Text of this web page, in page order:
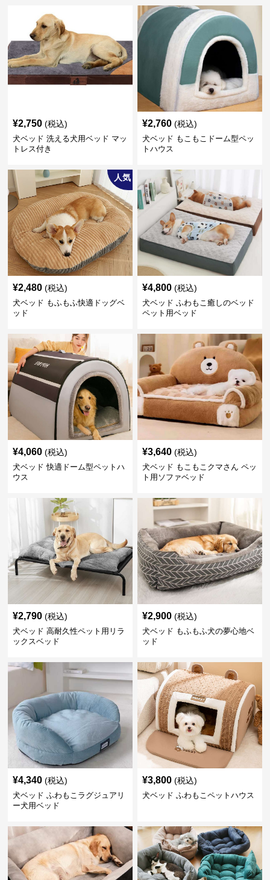
¥2,750 (税込)
犬ベッド 洗える犬用ベッド マッ
トレス付き
¥2,760 (税込)
犬ベッド もこもこドーム型ペッ
トハウス
人気
¥2,480 (税込)
犬ベッド もふもふ快適ドッグベ
ッド
¥4,800 (税込)
犬ベッド ふわもこ癒しのベッド
ペット用ベッド
¥4,060 (税込)
犬ベッド 快適ドーム型ペットハ
ウス
¥3,640 (税込)
犬ベッド もこもこクマさん ペッ
ト用ソファベッド
¥2,790 (税込)
犬ベッド 高耐久性ペット用リラ
ックスベッド
¥2,900 (税込)
犬ベッド もふもふ犬の夢心地ベ
ッド
¥4,340 (税込)
犬ベッド ふわもこラグジュアリ
ー犬用ベッド
¥3,800 (税込)
犬ベッド ふわもこペットハウス